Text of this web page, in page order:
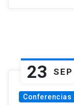
23 SEP
Conferencias